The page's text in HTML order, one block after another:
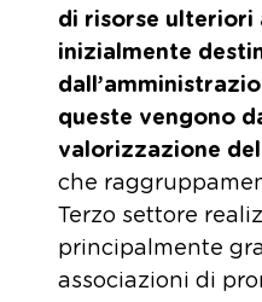
di risorse ulteriori
inizialmente
queste vengono
valorizzazione
che
Terzo settore
principalmente
associazioni di